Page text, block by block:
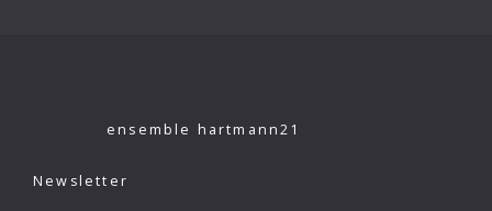
ensemble hartmann21
Newsletter